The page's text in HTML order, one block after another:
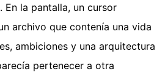
En la pantalla, un cursor
archivo que contenía una vida
ambiciones y una arquitectura
pertenecer a otra